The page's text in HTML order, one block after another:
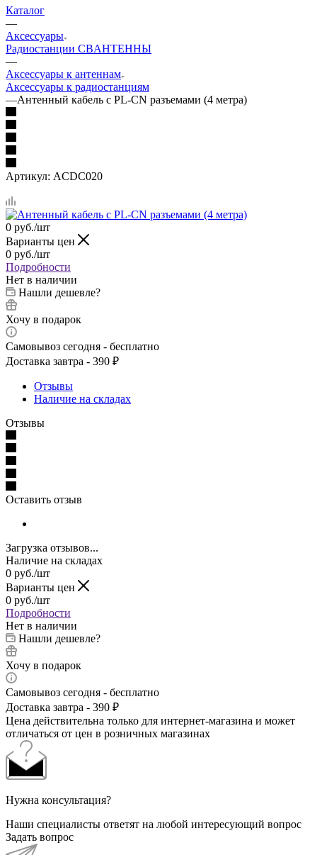
Каталог
—
Аксессуары
Радиостанции CBАНТЕННЫ
—
Аксессуары к антеннам
Аксессуары к радиостанциям
—Антенный кабель с PL-CN разъемами (4 метра)
Артикул: ACDC020
0 руб./шт
Варианты цен
0 руб./шт
Подробности
Нет в наличии
Нашли дешевле?
Хочу в подарок
Самовывоз сегодня - бесплатно
Доставка завтра - 390 ₽
Отзывы
Наличие на складах
Отзывы
Оставить отзыв
Загрузка отзывов...
Наличие на складах
0 руб./шт
Варианты цен
0 руб./шт
Подробности
Нет в наличии
Нашли дешевле?
Хочу в подарок
Самовывоз сегодня - бесплатно
Доставка завтра - 390 ₽
Цена действительна только для интернет-магазина и может
отличаться от цен в розничных магазинах
Нужна консультация?
Наши специалисты ответят на любой интересующий вопрос
Задать вопрос